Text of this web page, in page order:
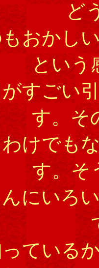
ど
おかし
という
すごい
す。そ
けでも
す。そ
にいろ
ている